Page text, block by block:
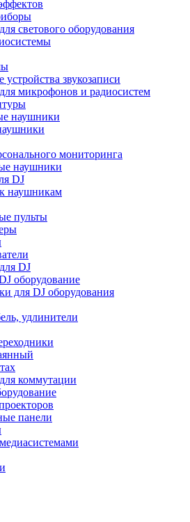
светового оборудования
звукозаписи
микрофонов и радиосистем
наушники
мониторинга
наушники
DJ
наушникам
пульты
DJ
оборудование
для DJ оборудования
удлинители
коммутации
панели